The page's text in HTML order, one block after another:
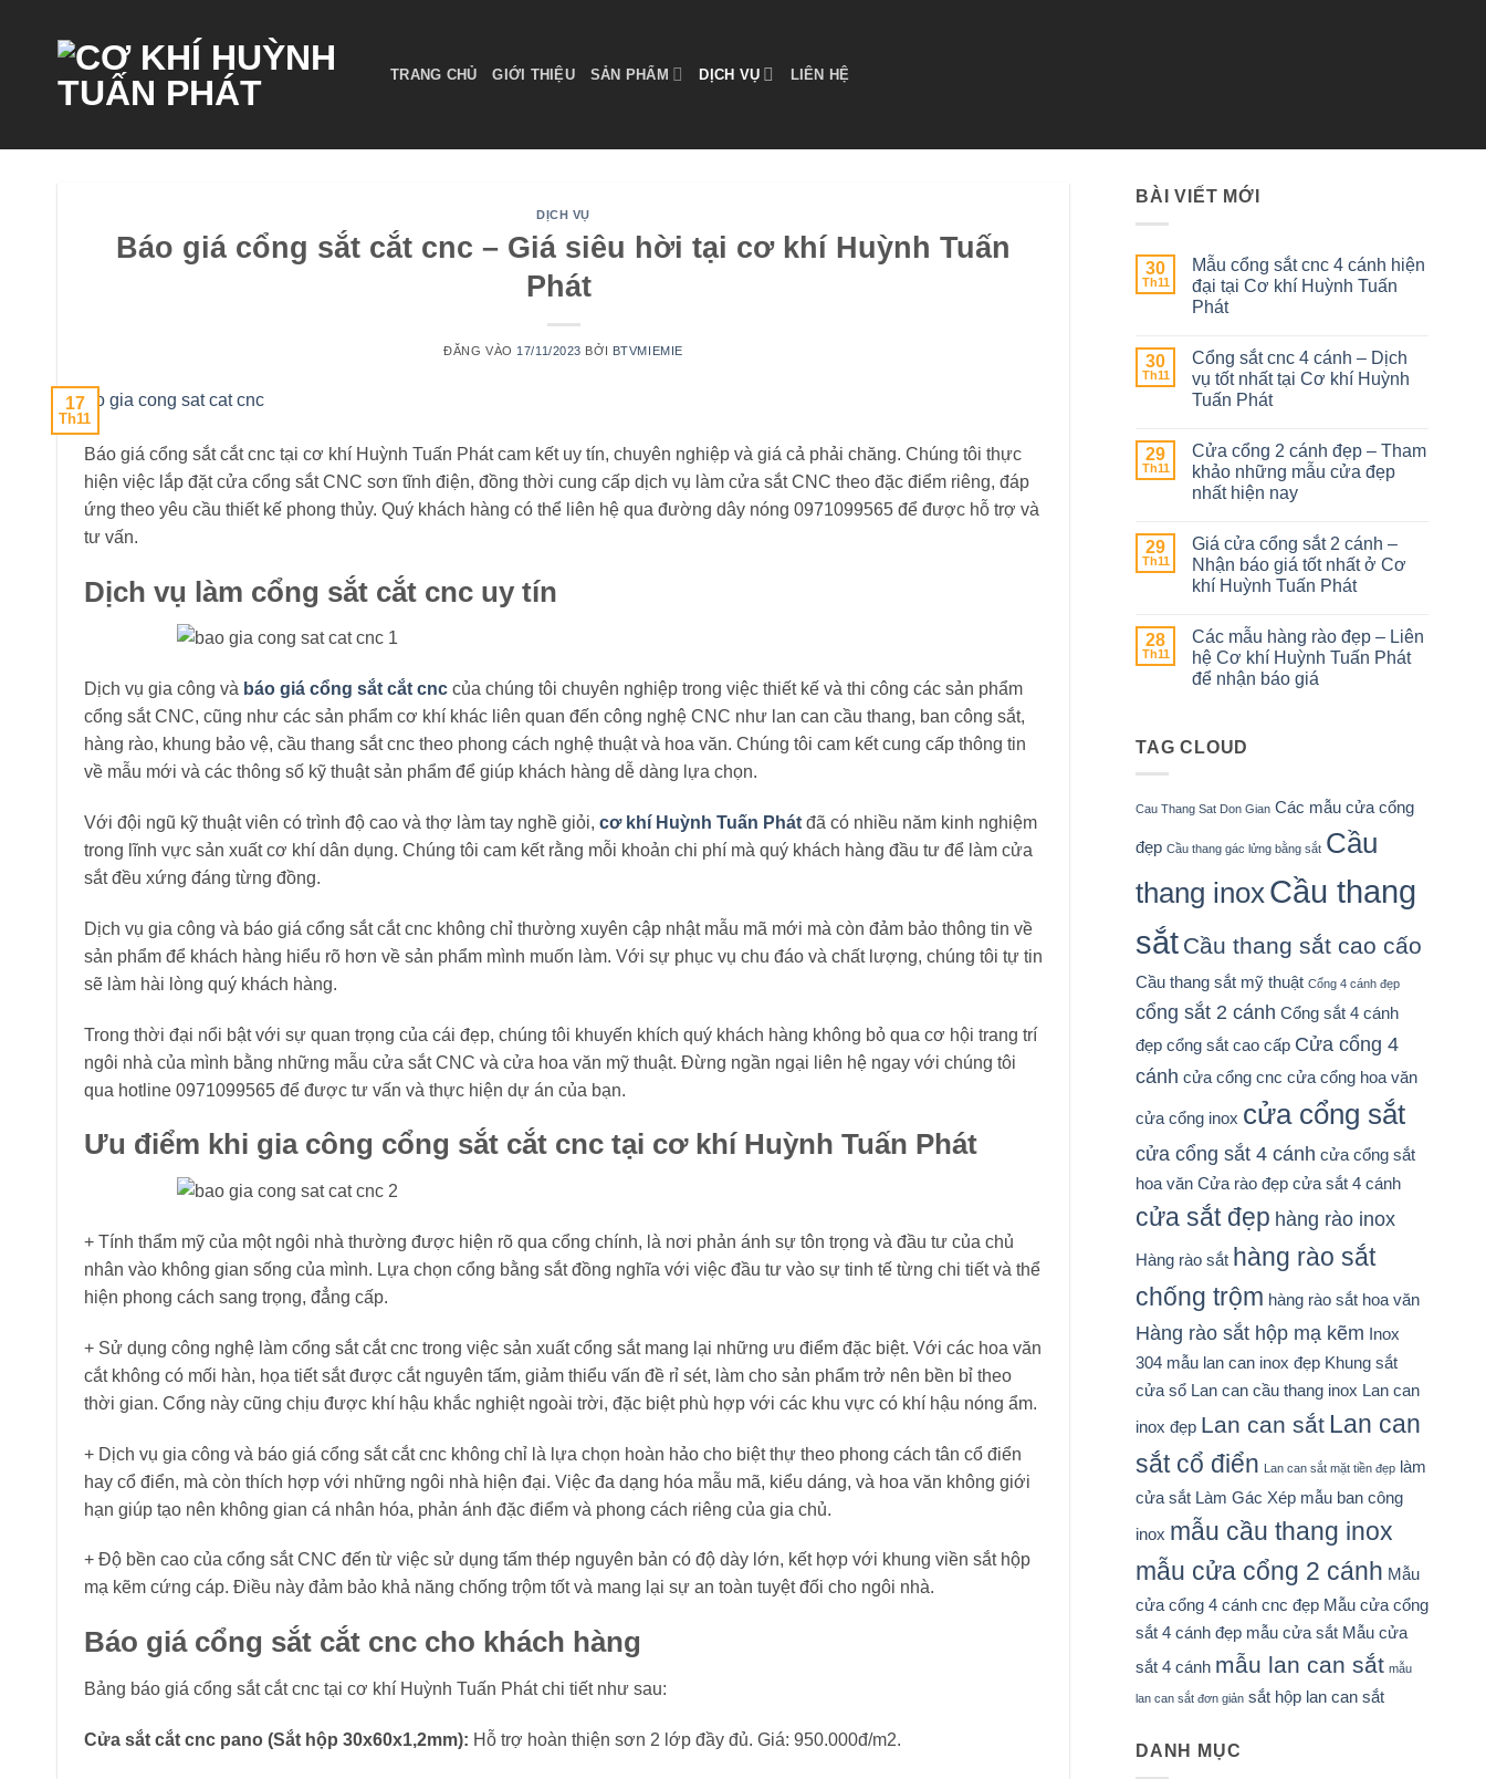
TRANG CHỦ GIỚI THIỆU SẢN PHẨM DỊCH VỤ LIÊN HỆ
DỊCH VỤ
Báo giá cổng sắt cắt cnc – Giá siêu hời tại cơ khí Huỳnh Tuấn
Phát
ĐĂNG VÀO 17/11/2023 BỞI BTVMIEMIE
17
Th11
Báo giá cổng sắt cắt cnc tại cơ khí Huỳnh Tuấn Phát cam kết uy tín, chuyên nghiệp và giá cả phải chăng. Chúng tôi thực
hiện việc lắp đặt cửa cổng sắt CNC sơn tĩnh điện, đồng thời cung cấp dịch vụ làm cửa sắt CNC theo đặc điểm riêng, đáp
ứng theo yêu cầu thiết kế phong thủy. Quý khách hàng có thể liên hệ qua đường dây nóng 0971099565 để được hỗ trợ và
tư vấn.
Dịch vụ làm cổng sắt cắt cnc uy tín
Dịch vụ gia công và báo giá cổng sắt cắt cnc của chúng tôi chuyên nghiệp trong việc thiết kế và thi công các sản phẩm
cổng sắt CNC, cũng như các sản phẩm cơ khí khác liên quan đến công nghệ CNC như lan can cầu thang, ban công sắt,
hàng rào, khung bảo vệ, cầu thang sắt cnc theo phong cách nghệ thuật và hoa văn. Chúng tôi cam kết cung cấp thông tin
về mẫu mới và các thông số kỹ thuật sản phẩm để giúp khách hàng dễ dàng lựa chọn.
Với đội ngũ kỹ thuật viên có trình độ cao và thợ làm tay nghề giỏi, cơ khí Huỳnh Tuấn Phát đã có nhiều năm kinh nghiệm
trong lĩnh vực sản xuất cơ khí dân dụng. Chúng tôi cam kết rằng mỗi khoản chi phí mà quý khách hàng đầu tư để làm cửa
sắt đều xứng đáng từng đồng.
Dịch vụ gia công và báo giá cổng sắt cắt cnc không chỉ thường xuyên cập nhật mẫu mã mới mà còn đảm bảo thông tin về
sản phẩm để khách hàng hiểu rõ hơn về sản phẩm mình muốn làm. Với sự phục vụ chu đáo và chất lượng, chúng tôi tự tin
sẽ làm hài lòng quý khách hàng.
Trong thời đại nổi bật với sự quan trọng của cái đẹp, chúng tôi khuyến khích quý khách hàng không bỏ qua cơ hội trang trí
ngôi nhà của mình bằng những mẫu cửa sắt CNC và cửa hoa văn mỹ thuật. Đừng ngần ngại liên hệ ngay với chúng tôi
qua hotline 0971099565 để được tư vấn và thực hiện dự án của bạn.
Ưu điểm khi gia công cổng sắt cắt cnc tại cơ khí Huỳnh Tuấn Phát
+ Tính thẩm mỹ của một ngôi nhà thường được hiện rõ qua cổng chính, là nơi phản ánh sự tôn trọng và đầu tư của chủ
nhân vào không gian sống của mình. Lựa chọn cổng bằng sắt đồng nghĩa với việc đầu tư vào sự tinh tế từng chi tiết và thể
hiện phong cách sang trọng, đẳng cấp.
+ Sử dụng công nghệ làm cổng sắt cắt cnc trong việc sản xuất cổng sắt mang lại những ưu điểm đặc biệt. Với các hoa văn
cắt không có mối hàn, họa tiết sắt được cắt nguyên tấm, giảm thiểu vấn đề rỉ sét, làm cho sản phẩm trở nên bền bỉ theo
thời gian. Cổng này cũng chịu được khí hậu khắc nghiệt ngoài trời, đặc biệt phù hợp với các khu vực có khí hậu nóng ẩm.
+ Dịch vụ gia công và báo giá cổng sắt cắt cnc không chỉ là lựa chọn hoàn hảo cho biệt thự theo phong cách tân cổ điển
hay cổ điển, mà còn thích hợp với những ngôi nhà hiện đại. Việc đa dạng hóa mẫu mã, kiểu dáng, và hoa văn không giới
hạn giúp tạo nên không gian cá nhân hóa, phản ánh đặc điểm và phong cách riêng của gia chủ.
+ Độ bền cao của cổng sắt CNC đến từ việc sử dụng tấm thép nguyên bản có độ dày lớn, kết hợp với khung viền sắt hộp
mạ kẽm cứng cáp. Điều này đảm bảo khả năng chống trộm tốt và mang lại sự an toàn tuyệt đối cho ngôi nhà.
Báo giá cổng sắt cắt cnc cho khách hàng
Bảng báo giá cổng sắt cắt cnc tại cơ khí Huỳnh Tuấn Phát chi tiết như sau:
Cửa sắt cắt cnc pano (Sắt hộp 30x60x1,2mm): Hỗ trợ hoàn thiện sơn 2 lớp đầy đủ. Giá: 950.000đ/m2.
BÀI VIẾT MỚI
30
Th11
Mẫu cổng sắt cnc 4 cánh hiện
đại tại Cơ khí Huỳnh Tuấn
Phát
bình
luận
ở
Mẫu
cnc
4
cánh
hiện
đại
khí
Huỳnh
Tuấn
Phát
30
Th11
Cổng sắt cnc 4 cánh – Dịch
vụ tốt nhất tại Cơ khí Huỳnh
Tuấn Phát
bình
luận
ở
Cổng
4
cánh
–
Dịch
vụ
tại
Cơ
khí
Huỳnh
29
Th11
Cửa cổng 2 cánh đẹp – Tham
khảo những mẫu cửa đẹp
nhất hiện nay
bình
luận
ở
Cửa
cánh
đẹp
–
Tham
khảo
đẹp
29
Th11
Giá cửa cổng sắt 2 cánh –
Nhận báo giá tốt nhất ở Cơ
khí Huỳnh Tuấn Phát
bình
luận
ở
Giá
cánh
giá
ở
Huỳnh
Tuấn
28
Th11
Các mẫu hàng rào đẹp – Liên
hệ Cơ khí Huỳnh Tuấn Phát
để nhận báo giá
luận
ở
rào
–
Cơ
khí
Phát
báo
giá
TAG CLOUD
Cau Thang Sat Don Gian Các mẫu cửa cổng
đẹp Cầu thang gác lửng bằng sắt Cầu
thang inoxCầu thang
sắt Cầu thang sắt cao cấo
Cầu thang sắt mỹ thuật Cổng 4 cánh đẹp
cổng sắt 2 cánh Cổng sắt 4 cánh
đẹp cổng sắt cao cấp Cửa cổng 4
cánh cửa cổng cnc cửa cổng hoa văn
cửa cổng inox cửa cổng sắt
cửa cổng sắt 4 cánh cửa cổng sắt
hoa văn Cửa rào đẹp cửa sắt 4 cánh
cửa sắt đẹp hàng rào inox
Hàng rào sắt hàng rào sắt
chống trộm hàng rào sắt hoa văn
Hàng rào sắt hộp mạ kẽm Inox
304 mẫu lan can inox đẹp Khung sắt
cửa sổ Lan can cầu thang inox Lan can
inox đẹp Lan can sắt Lan can
sắt cổ điển Lan can sắt mặt tiền đẹp làm
cửa sắt Làm Gác Xép mẫu ban công
inox mẫu cầu thang inox
mẫu cửa cổng 2 cánh Mẫu
cửa cổng 4 cánh cnc đẹp Mẫu cửa cổng
sắt 4 cánh đẹp mẫu cửa sắt Mẫu cửa
sắt 4 cánh mẫu lan can sắt mẫu
lan can sắt đơn giản sắt hộp lan can sắt
DANH MỤC